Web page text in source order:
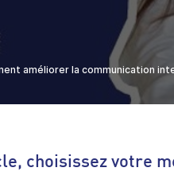
choisissez votre